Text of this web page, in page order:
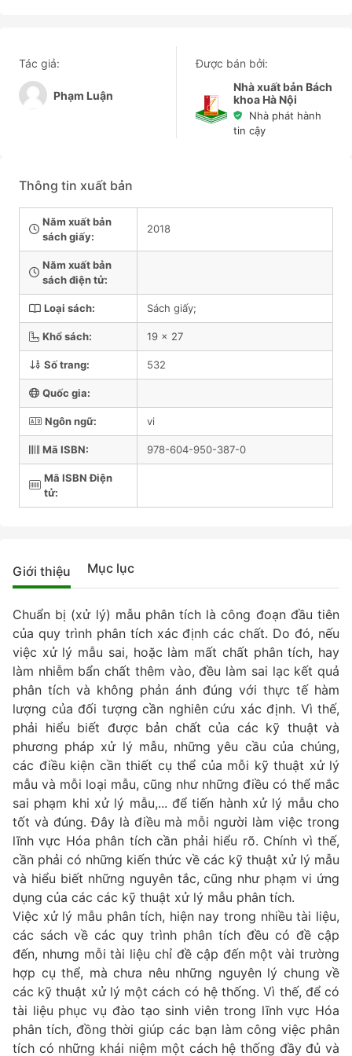
Tác giả:
Phạm Luận
Được bán bởi:
Nhà xuất bản Bách
khoa Hà Nội
Nhà phát hành
tin cậy
Thông tin xuất bản
Năm xuất bản
sách giấy:
2018
Năm xuất bản
sách điện tử:
Loại sách: Sách giấy;
Khổ sách: 19 x 27
Số trang: 532
Quốc gia:
Ngôn ngữ: vi
Mã ISBN: 978-604-950-387-0
Mã ISBN Điện
tử:
Giới thiệu Mục lục
Chuẩn bị (xử lý) mẫu phân tích là công đoạn đầu tiên
của quy trình phân tích xác định các chất. Do đó, nếu
việc xử lý mẫu sai, hoặc làm mất chất phân tích, hay
làm nhiễm bẩn chất thêm vào, đều làm sai lạc kết quả
phân tích và không phản ánh đúng với thực tế hàm
lượng của đối tượng cần nghiên cứu xác định. Vì thế,
phải hiểu biết được bản chất của các kỹ thuật và
phương pháp xử lý mẫu, những yêu cầu của chúng,
các điều kiện cần thiết cụ thể của mỗi kỹ thuật xử lý
mẫu và mỗi loại mẫu, cũng như những điều có thể mắc
sai phạm khi xử lý mẫu,... để tiến hành xử lý mẫu cho
tốt và đúng. Đây là điều mà mỗi người làm việc trong
lĩnh vực Hóa phân tích cần phải hiểu rõ. Chính vì thế,
cần phải có những kiến thức về các kỹ thuật xử lý mẫu
và hiểu biết những nguyên tắc, cũng như phạm vi ứng
dụng của các các kỹ thuật xử lý mẫu phân tích.
Việc xử lý mẫu phân tích, hiện nay trong nhiều tài liệu,
các sách về các quy trình phân tích đều có đề cập
đến, nhưng mỗi tài liệu chỉ đề cập đến một vài trường
hợp cụ thể, mà chưa nêu những nguyên lý chung về
các kỹ thuật xử lý một cách có hệ thống. Vì thế, để có
tài liệu phục vụ đào tạo sinh viên trong lĩnh vực Hóa
phân tích, đồng thời giúp các bạn làm công việc phân
tích có những khái niệm một cách hệ thống đầy đủ và